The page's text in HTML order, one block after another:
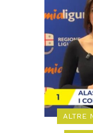
ALTRE